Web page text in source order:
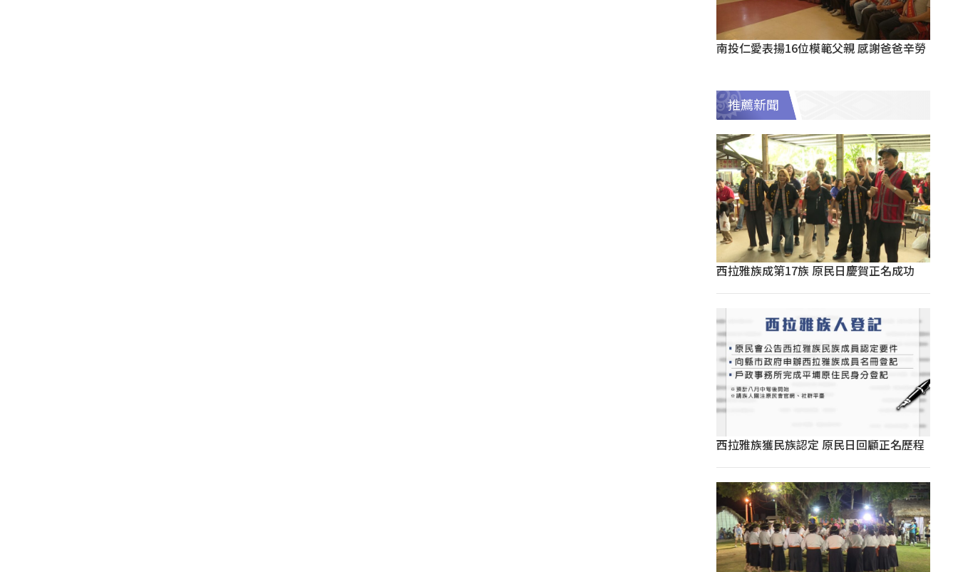
南投仁愛表揚16位模範父親 感謝爸爸辛勞
推薦新聞
西拉雅族成第17族 原民日慶賀正名成功
西拉雅族獲民族認定 原民日回顧正名歷程